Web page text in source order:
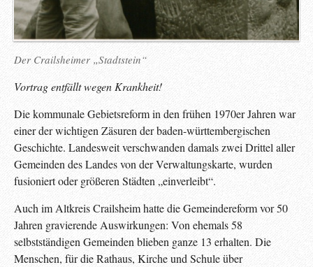
Der Crailsheimer „Stadtstein“
Vortragentfälltwegen Krankheit!
Die kommunale Gebietsreform in den frühen 1970er Jahren war
einer der wichtigen Zäsuren der baden-württembergischen
Geschichte. Landesweit verschwanden damals zwei Drittel aller
Gemeinden des Landes von der Verwaltungskarte, wurden
fusioniert oder größeren Städten „einverleibt“.
Auch im Altkreis Crailsheim hatte die Gemeindereform vor 50
Jahren gravierende Auswirkungen: Von ehemals 58
selbstständigen Gemeinden blieben ganze 13 erhalten. Die
Menschen, für die Rathaus, Kirche und Schule über